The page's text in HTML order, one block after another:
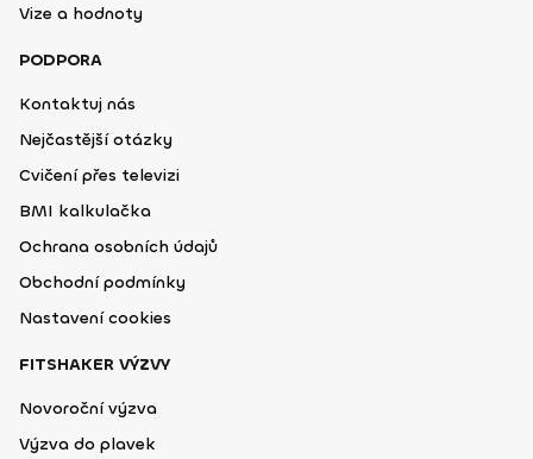
Vize a hodnoty
PODPORA
Kontaktuj nás
Nejčastější otázky
Cvičení přes televizi
BMI kalkulačka
Ochrana osobních údajů
Obchodní podmínky
Nastavení cookies
FITSHAKER VÝZVY
Novoroční výzva
Výzva do plavek